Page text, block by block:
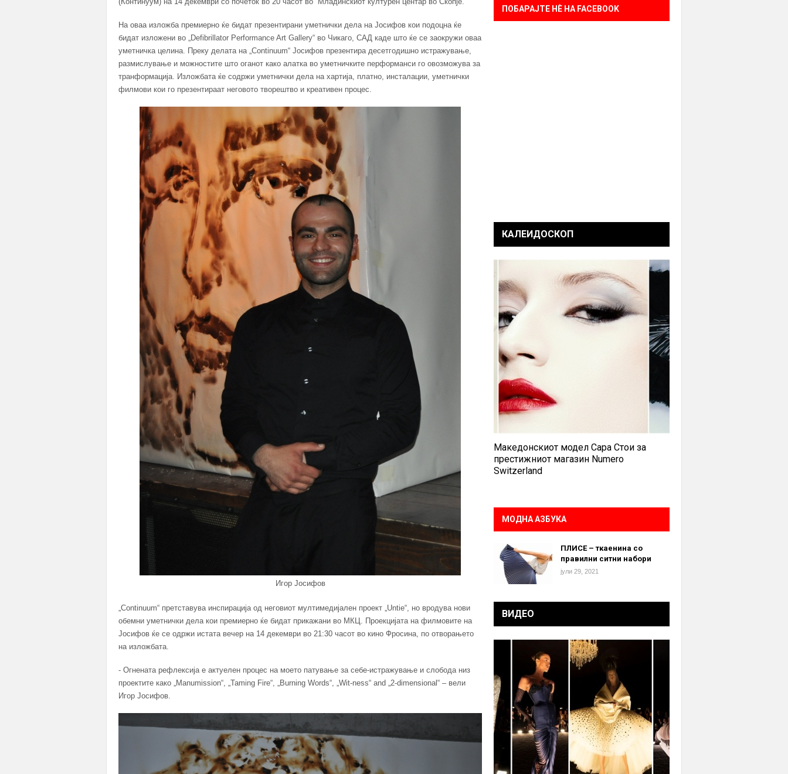
На оваа изложба премиерно ќе бидат презентирани уметнички дела на Јосифов кои подоцна ќе
бидат изложени во „Defibrillator Performance Art Gallery“ во Чикаго, САД каде што ќе се заокружи оваа
уметничка целина. Преку делата на „Continuum“ Јосифов презентира десетгодишно истражување,
размислување и можностите што оганот како алатка во уметничките перформанси го овозможува за
транформација. Изложбата ќе содржи уметнички дела на хартија, платно, инсталации, уметнички
филмови кои го презентираат неговото творештво и креативен процес.
Игор Јосифов
„Continuum“ претставува инспирација од неговиот мултимедијален проект „Untie“, но вродува нови
обемни уметнички дела кои премиерно ќе бидат прикажани во МКЦ. Проекцијата на филмовите на
Јосифов ќе се одржи истата вечер на 14 декември во 21:30 часот во кино Фросина, по отворањето
на изложбата.
- Огнената рефлексија е актуелен процес на моето патување за себе-истражување и слобода низ
проектите како „Manumission“, „Taming Fire“, „Burning Words“, „Wit-ness“ and „2-dimensional“ – вели
Игор Јосифов.
ПОБАРАЈТЕ НÈ НА FACEBOOK
КАЛЕИДОСКОП
Македонскиот модел Сара Стои за
престижниот магазин Numero
Switzerland
МОДНА АЗБУКА
ПЛИСЕ – ткаенина со
правилни ситни набори
јули 29, 2021
ВИДЕО